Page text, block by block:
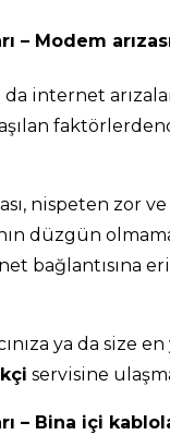
– Modem
da internet
nispeten zor
düzgün
bağlantısına
ya da size en
servisine
– Bina içi